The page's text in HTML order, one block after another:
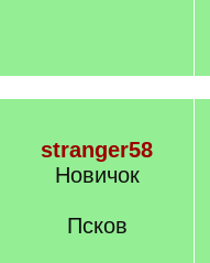
stranger58
Новичок
Псков